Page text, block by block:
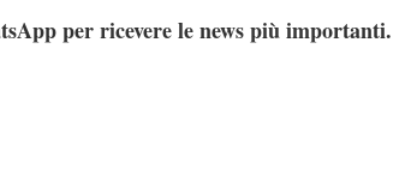
per ricevere le news più importanti.